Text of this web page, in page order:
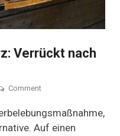
Verrückt nach
Commenton
heiß
und
schwarz:
Auf einen